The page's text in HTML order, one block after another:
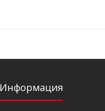
Информация